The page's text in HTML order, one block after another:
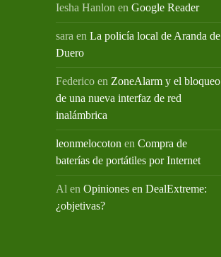
Iesha Hanlon enGoogle Reader
sara enLa policía local de Aranda de
Duero
Federico en ZoneAlarm y el bloqueo
de una nueva interfaz de red
inalámbrica
leonmelocoton enCompra de
baterías de portátiles por Internet
Al enOpiniones en DealExtreme:
¿objetivas?